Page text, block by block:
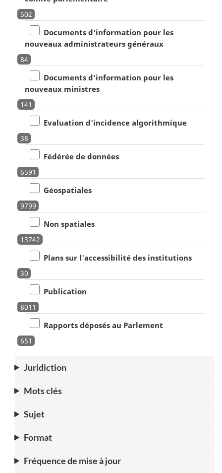
502
Documents d'information pour les
nouveaux administrateurs généraux
84
Documents d'information pour les
nouveaux ministres
141
Evaluation d'incidence algorithmique
38
Fédérée de données
6591
Géospatiales
9799
Non spatiales
13742
Plans sur l'accessibilité des institutions
30
Publication
8011
Rapports déposés au Parlement
651
Juridiction
Mots clés
Sujet
Format
Fréquence de mise à jour